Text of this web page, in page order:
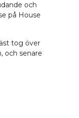
och
på House
tog över
och senare